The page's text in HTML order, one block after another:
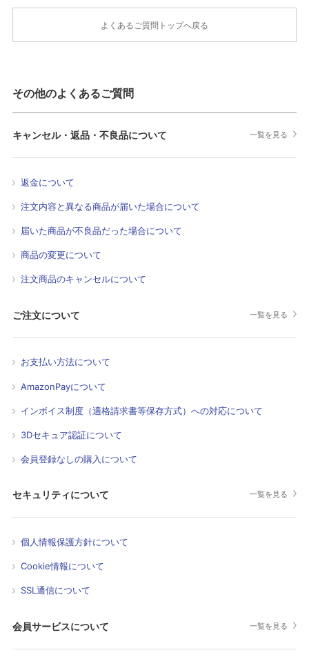
よくあるご質問トップへ戻る
その他のよくあるご質問
キャンセル・返品・不良品について 一覧を見る
返金について
注文内容と異なる商品が届いた場合について
届いた商品が不良品だった場合について
商品の変更について
注文商品のキャンセルについて
ご注文について 一覧を見る
お支払い方法について
AmazonPayについて
インボイス制度（適格請求書等保存方式）への対応について
3Dセキュア認証について
会員登録なしの購入について
セキュリティについて 一覧を見る
個人情報保護方針について
Cookie情報について
SSL通信について
会員サービスについて 一覧を見る